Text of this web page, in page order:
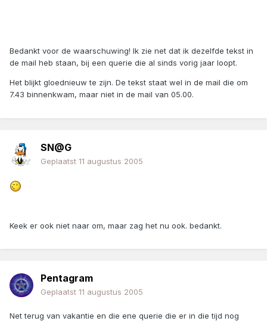
Bedankt voor de waarschuwing! Ik zie net dat ik dezelfde tekst in
de mail heb staan, bij een querie die al sinds vorig jaar loopt.
Het blijkt gloednieuw te zijn. De tekst staat wel in de mail die om
7.43 binnenkwam, maar niet in de mail van 05.00.
SN@G
Geplaatst 11 augustus 2005
Keek er ook niet naar om, maar zag het nu ook. bedankt.
Pentagram
Geplaatst 11 augustus 2005
Net terug van vakantie en die ene querie die er in die tijd nog